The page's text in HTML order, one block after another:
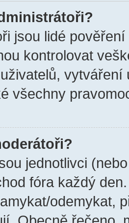
jsou lidé
kontrolovat
všechny
jednotlivci
fóra každý
odemykat,